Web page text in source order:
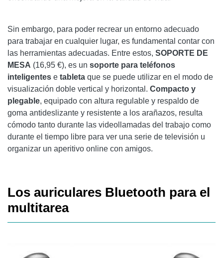
Sin embargo, para poder recrear un entorno adecuado
para trabajar en cualquier lugar, es fundamental contar con
las herramientas adecuadas. Entre estos, SOPORTE DE
MESA (16,95 €), es un soporte para teléfonos
inteligentes e tableta que se puede utilizar en el modo de
visualización doble vertical y horizontal. Compacto y
plegable, equipado con altura regulable y respaldo de
goma antideslizante y resistente a los arañazos, resulta
cómodo tanto durante las videollamadas del trabajo como
durante el tiempo libre para ver una serie de televisión u
organizar un aperitivo online con amigos.
Los auriculares Bluetooth para el
multitarea